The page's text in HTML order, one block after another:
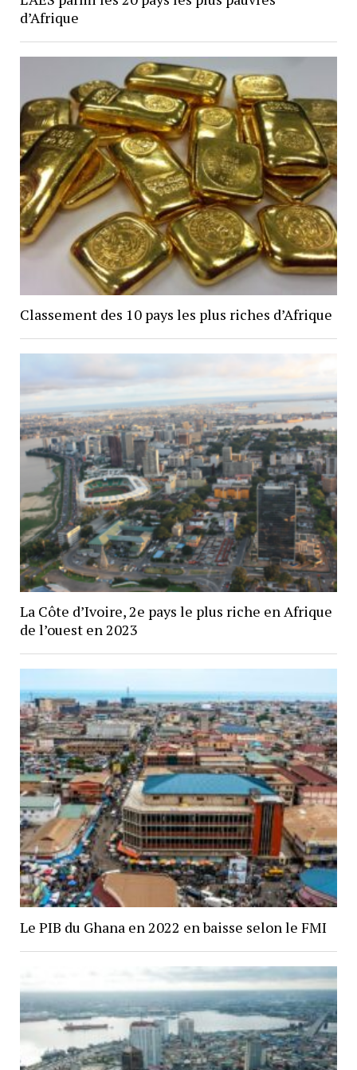
d’Afrique
Classement des 10 pays les plus riches d’Afrique
La Côte d’Ivoire, 2e pays le plus riche en Afrique
de l’ouest en 2023
Le PIB du Ghana en 2022 en baisse selon le FMI